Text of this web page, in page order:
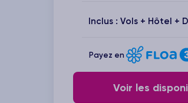
Inclus : Vols + Hôtel +
Payez en
Voir les